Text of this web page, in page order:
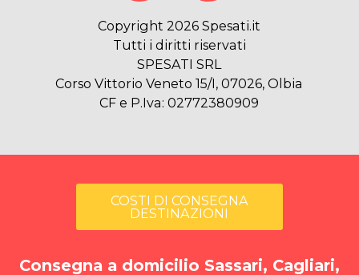
Copyright 2026 Spesati.it
Tutti i diritti riservati
SPESATI SRL
Corso Vittorio Veneto 15/I, 07026, Olbia
CF e P.Iva: 02772380909
COSTI DI CONSEGNA
DESTINAZIONI
Consegna a domicilio Sassari, Cagliari,